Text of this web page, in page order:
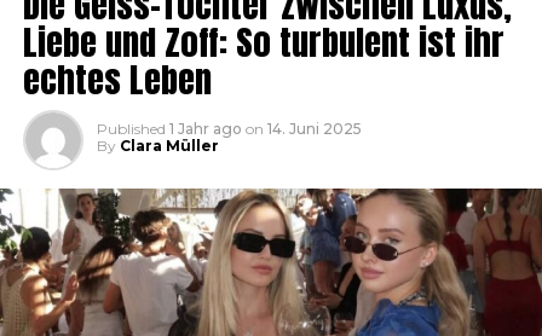
Liebe und Zoff: So turbulent ist ihr
echtes Leben
Published 1 Jahr ago on 14. Juni 2025
By Clara Müller